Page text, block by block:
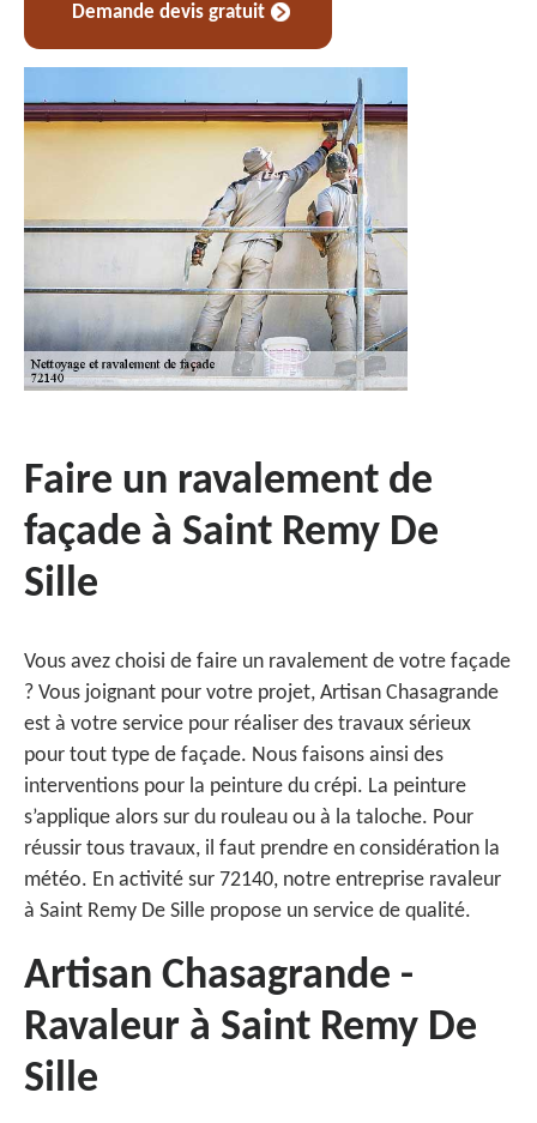
Demande devis gratuit
Faire un ravalement de
façade à Saint Remy De
Sille
Vous avez choisi de faire un ravalement de votre façade
? Vous joignant pour votre projet, Artisan Chasagrande
est à votre service pour réaliser des travaux sérieux
pour tout type de façade. Nous faisons ainsi des
interventions pour la peinture du crépi. La peinture
s’applique alors sur du rouleau ou à la taloche. Pour
réussir tous travaux, il faut prendre en considération la
météo. En activité sur 72140, notre entreprise ravaleur
à Saint Remy De Sille propose un service de qualité.
Artisan Chasagrande -
Ravaleur à Saint Remy De
Sille